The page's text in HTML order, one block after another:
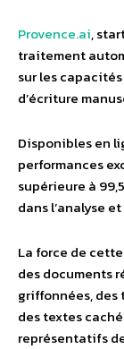
Provence.ai,
traitement
sur les
d’écriture
Disponibles en
performances
supérieure à
dans l’analyse
La force de
des documents
griffonnées, des
des textes
représentatifs